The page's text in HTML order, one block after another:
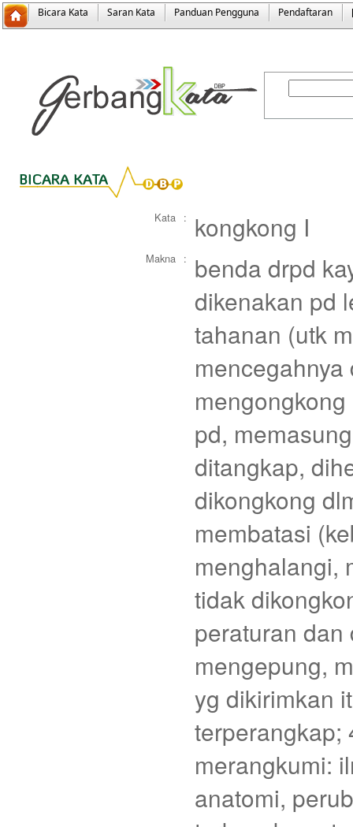
Bicara Kata Saran Kata Panduan Pengguna Pendaftaran
Kata : kongkong I
Makna :
benda drpd
dikenakan pd
tahanan (utk
pd,
ditangkap,
dikongkong
membatasi
menghalangi,
tidak
peraturan dan
mengepung,
yg dikirimkan
terperangkap;
merangkumi:
anatomi,